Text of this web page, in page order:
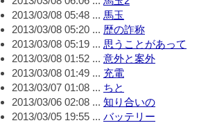
2013/03/08 05:48 ... 馬玉
2013/03/08 05:20 ... 歴の詐称
2013/03/08 05:19 ... 思うことがあって
2013/03/08 01:52 ... 意外と案外
2013/03/08 01:49 ... 充電
2013/03/07 01:08 ... ちと
2013/03/06 02:08 ... 知り合いの
2013/03/05 19:55 ... バッテリー